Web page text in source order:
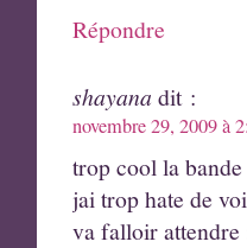
Répondre
shayana dit :
novembre 29, 2009 à
trop cool la
jai trop hate de
va falloir attendre